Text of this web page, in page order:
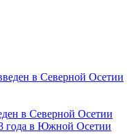
в Северной Осетии